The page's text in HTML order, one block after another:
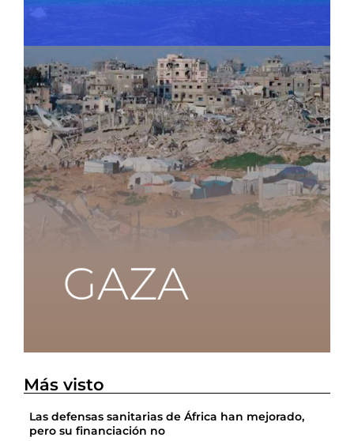
Más visto
Las defensas sanitarias de África han mejorado,
pero su financiación no